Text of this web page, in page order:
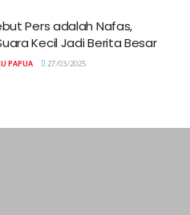
Pers adalah Nafas,
Kecil Jadi Berita Besar
PAPUA 27/03/2025